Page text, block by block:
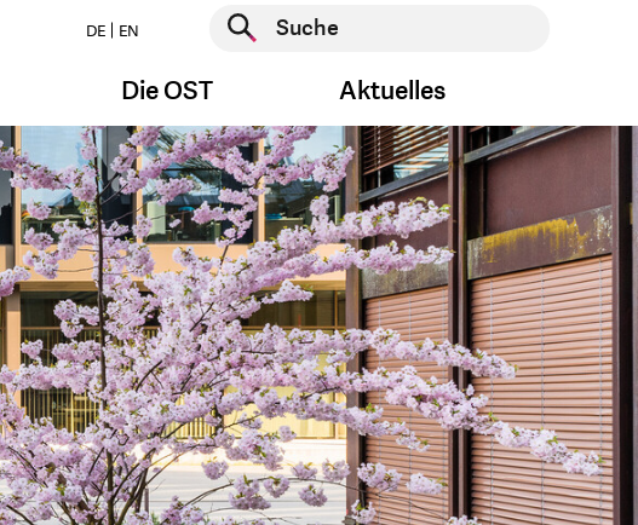
DE EN
Suche starten
Die OST Aktuelles